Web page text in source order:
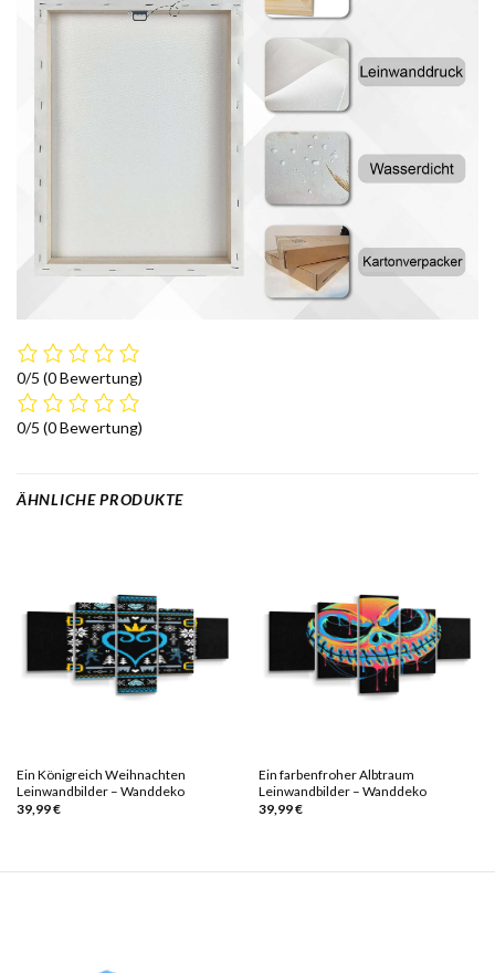
0/5 (0 Bewertung)
0/5 (0 Bewertung)
ÄHNLICHE PRODUKTE
Ein Königreich Weihnachten
Leinwandbilder – Wanddeko
39,99€
Ein farbenfroher Albtraum
Leinwandbilder – Wanddeko
39,99€